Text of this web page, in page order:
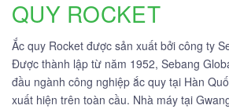
QUY ROCKET
Ắc quy Rocket được sản xuất bởi công ty
Được thành lập từ năm 1952, Sebang
đầu ngành công nghiệp ắc quy tại Hàn
xuất hiện trên toàn cầu. Nhà máy tại